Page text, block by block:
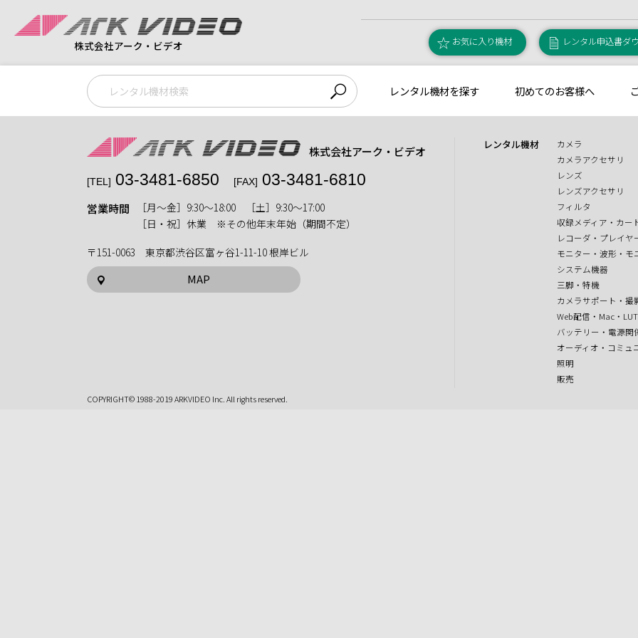
株式会社アーク・ビデオ お気に入り機材 レンタル申込書ダ
レンタル機材を探す 初めてのお客様へ
株式会社アーク・ビデオ
[TEL] 03-3481-6850 [FAX] 03-3481-6810
営業時間
［月〜金］9:30〜18:00 ［土］9:30〜17:00
［日・祝］休業 ※その他年末年始（期間不定）
〒151-0063 東京都渋谷区富ヶ谷1-11-10 根岸ビル
MAP
レンタル機材
カメラ
カメラアクセサリ
レンズ
レンズアクセサリ
フィルタ
収録メディア・カー
レコーダ・プレイヤ
モニター・波形・モ
システム機器
三脚・特機
カメラサポート・撮
Web配信・Mac・
バッテリー・電源関
オーディオ・コミュ
照明
販売
COPYRIGHT© 1988-2019 ARKVIDEO Inc. All rights reserved.